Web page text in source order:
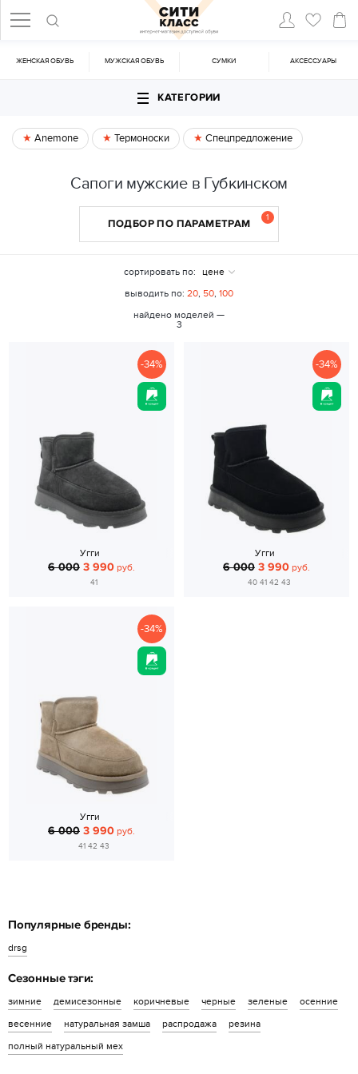
ЖЕНСКАЯ ОБУВЬ МУЖСКАЯ ОБУВЬ CУМКИ АКСЕССУАРЫ
КАТЕГОРИИ
Anemone Термоноски Спецпредложение
Сапоги мужские в Губкинском
ПОДБОР ПО ПАРАМЕТРАМ 1
сортировать по:
цене
выводить по: 20, 50, 100
найдено моделей —
3
-34%
Угги
6 000 3 990 руб.
41
-34%
Угги
6 000 3 990 руб.
40 41 42 43
-34%
Угги
6 000 3 990 руб.
41 42 43
Популярные бренды:
drsg
Сезонные тэги:
зимние демисезонные коричневые черные зеленые
осенние
весенние
натуральная замша распродажа
резина
полный натуральный мех